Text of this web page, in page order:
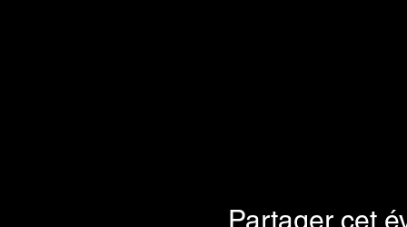
Partager cet